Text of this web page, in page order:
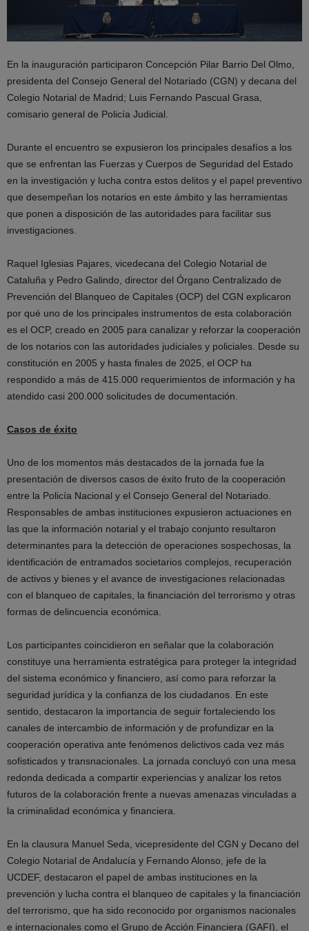
En la inauguración participaron Concepción Pilar Barrio Del Olmo,
presidenta del Consejo General del Notariado (CGN) y decana del
Colegio Notarial de Madrid; Luis Fernando Pascual Grasa,
comisario general de Policía Judicial.
Durante el encuentro se expusieron los principales desafíos a los
que se enfrentan las Fuerzas y Cuerpos de Seguridad del Estado
en la investigación y lucha contra estos delitos y el papel preventivo
que desempeñan los notarios en este ámbito y las herramientas
que ponen a disposición de las autoridades para facilitar sus
investigaciones.
Raquel Iglesias Pajares, vicedecana del Colegio Notarial de
Cataluña y Pedro Galindo, director del Órgano Centralizado de
Prevención del Blanqueo de Capitales (OCP) del CGN explicaron
por qué uno de los principales instrumentos de esta colaboración
es el OCP, creado en 2005 para canalizar y reforzar la cooperación
de los notarios con las autoridades judiciales y policiales. Desde su
constitución en 2005 y hasta finales de 2025, el OCP ha
respondido a más de 415.000 requerimientos de información y ha
atendido casi 200.000 solicitudes de documentación.
Casos de éxito
Uno de los momentos más destacados de la jornada fue la
presentación de diversos casos de éxito fruto de la cooperación
entre la Policía Nacional y el Consejo General del Notariado.
Responsables de ambas instituciones expusieron actuaciones en
las que la información notarial y el trabajo conjunto resultaron
determinantes para la detección de operaciones sospechosas, la
identificación de entramados societarios complejos, recuperación
de activos y bienes y el avance de investigaciones relacionadas
con el blanqueo de capitales, la financiación del terrorismo y otras
formas de delincuencia económica.
Los participantes coincidieron en señalar que la colaboración
constituye una herramienta estratégica para proteger la integridad
del sistema económico y financiero, así como para reforzar la
seguridad jurídica y la confianza de los ciudadanos. En este
sentido, destacaron la importancia de seguir fortaleciendo los
canales de intercambio de información y de profundizar en la
cooperación operativa ante fenómenos delictivos cada vez más
sofisticados y transnacionales. La jornada concluyó con una mesa
redonda dedicada a compartir experiencias y analizar los retos
futuros de la colaboración frente a nuevas amenazas vinculadas a
la criminalidad económica y financiera.
En la clausura Manuel Seda, vicepresidente del CGN y Decano del
Colegio Notarial de Andalucía y Fernando Alonso, jefe de la
UCDEF, destacaron el papel de ambas instituciones en la
prevención y lucha contra el blanqueo de capitales y la financiación
del terrorismo, que ha sido reconocido por organismos nacionales
e internacionales como el Grupo de Acción Financiera (GAFI), el